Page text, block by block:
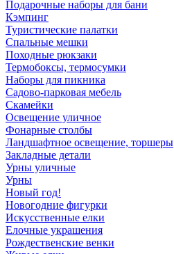
Подарочные наборы для бани
Кэмпинг
Туристические палатки
Спальные мешки
Походные рюкзаки
Термобоксы, термосумки
Наборы для пикника
Садово-парковая мебель
Скамейки
Освещение уличное
Фонарные столбы
Ландшафтное освещение, торшеры
Закладные детали
Урны уличные
Урны
Новый год!
Новогодние фигурки
Искусственные елки
Елочные украшения
Рождественские венки